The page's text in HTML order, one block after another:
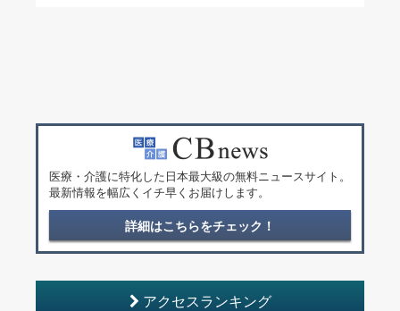
医療・介護に特化した日本最大級の無料ニュースサイト。
最新情報を幅広くイチ早くお届けします。
詳細はこちらをチェック！
アクセスランキング